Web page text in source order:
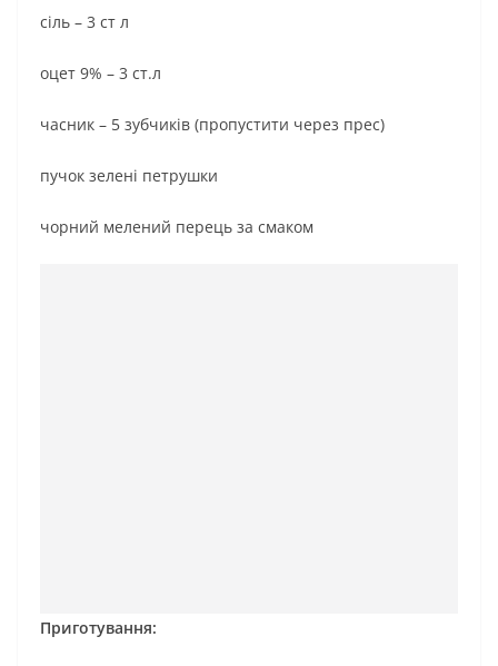
сіль – 3 ст л
оцет 9% – 3 ст.л
часник – 5 зубчиків (пропустити через прес)
пучок зелені петрушки
чорний мелений перець за смаком
Приготування: